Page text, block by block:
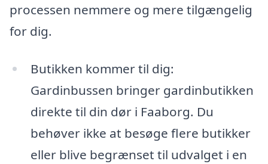
processen nemmere og mere tilgængelig
for dig.
Butikken kommer til dig:
Gardinbussen bringer gardinbutikken
direkte til din dør i Faaborg. Du
behøver ikke at besøge flere butikker
eller blive begrænset til udvalget i en